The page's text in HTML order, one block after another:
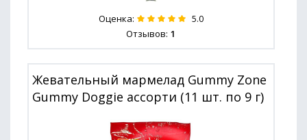
Оценка: 5.0
Отзывов: 1
Жевательный мармелад Gummy Zone
Gummy Doggie ассорти (11 шт. по 9 г)